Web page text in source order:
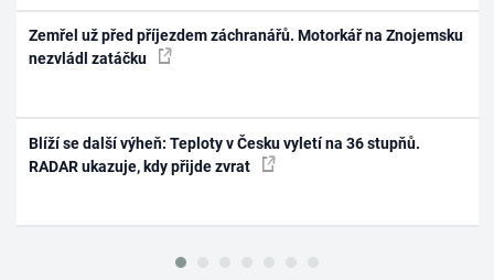
Zemřel už před příjezdem záchranářů. Motorkář na Znojemsku
nezvládl zatáčku
Blíží se další výheň: Teploty v Česku vyletí na 36 stupňů.
RADAR ukazuje, kdy přijde zvrat